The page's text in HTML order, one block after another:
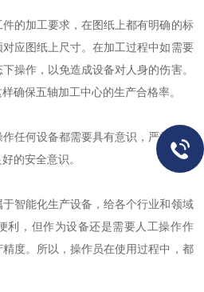
加工要求，在图纸上都有明确的标
应图纸上尺寸。在加工过程中如需要
操作，以免造成设备对人身的伤害。
确保五轴加工中心的生产合格率。
何设备都需要具有意识，严格按照
的安全意识。
能化生产设备，给各个行业和领域
利，但作为设备还是需要人工操作作
度。所以，操作员在使用过程中，都